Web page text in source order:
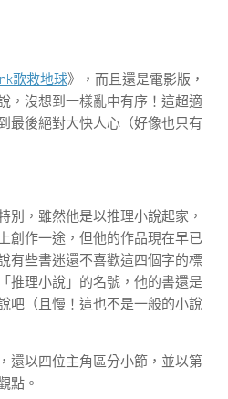
歌救地球》，而且還是電影版，
，沒想到一樣亂中有序！這超適
最後絕對大快人心（好像也只有
別，雖然他是以推理小說起家，
創作一途，但他的作品現在早已
有些書迷還不喜歡這四個字的標
推理小說」的名號，他的書還是
吧（且慢！這也不是一般的小說
還以四位主角區分小節，並以第
點。